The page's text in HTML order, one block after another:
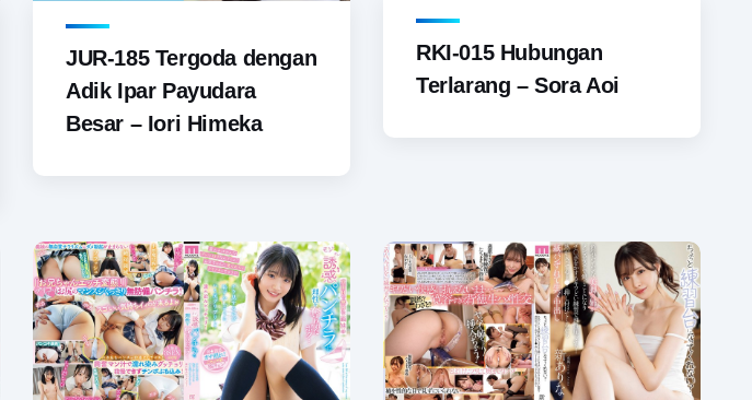
JUR-185 Tergoda dengan
Adik Ipar Payudara
Besar – Iori Himeka
RKI-015 Hubungan
Terlarang – Sora Aoi